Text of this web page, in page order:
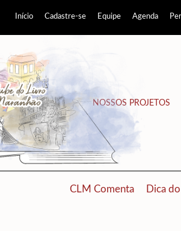
Início Cadastre-se Equipe Agenda
NOSSOS PROJETOS
CLM Comenta Dica